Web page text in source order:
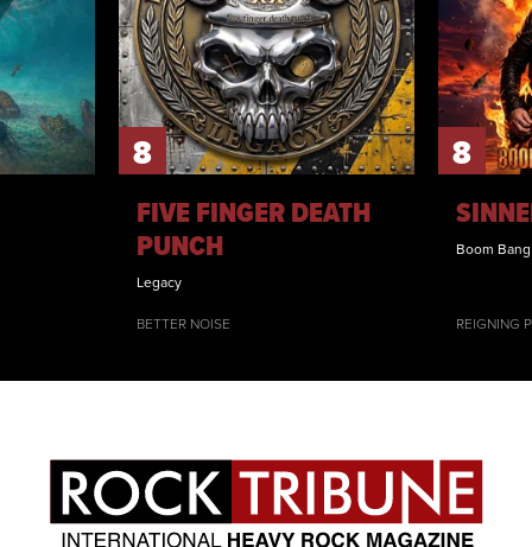
8
FIVE FINGER DEATH
PUNCH
Legacy
BETTER NOISE
8
Boom
REIGNING